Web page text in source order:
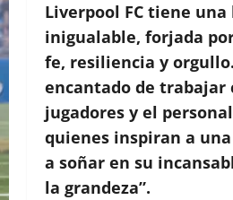
Liverpool FC tiene
inigualable, forjada
fe, resiliencia y
encantado de trabajar
jugadores y el
quienes inspiran a
a soñar en su
la grandeza”.